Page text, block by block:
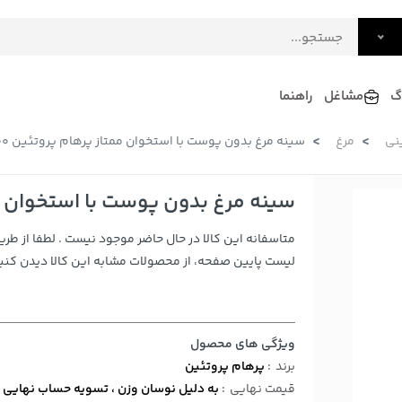
دکوراسیون داخلی و تزئینی
سرو و پذیرایی
لوازم حیوانات خانگی
مشاغل راهنما
مرغ سینه مرغ بدون پوست با استخوان ممتاز پرهام پروتئین 1500 گرمی
سینه مرغ بدون پوست با استخوان ممتاز
متاسفانه این کالا در حال حاضر موجود نیست . لطفا از
لیست پایین صفحه، از محصولات مشابه این کالا دیدن
ویژگی های محصول
برند : پرهام پروتئین
قیمت نهایی : به دلیل نوسان وزن ، تسویه حساب نهایی